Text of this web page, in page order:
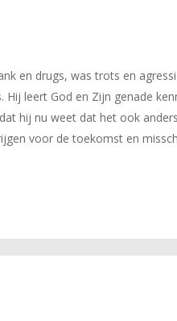
en drugs, was trots en
Hij leert God en Zijn genade
hij nu weet dat het ook
voor de toekomst en